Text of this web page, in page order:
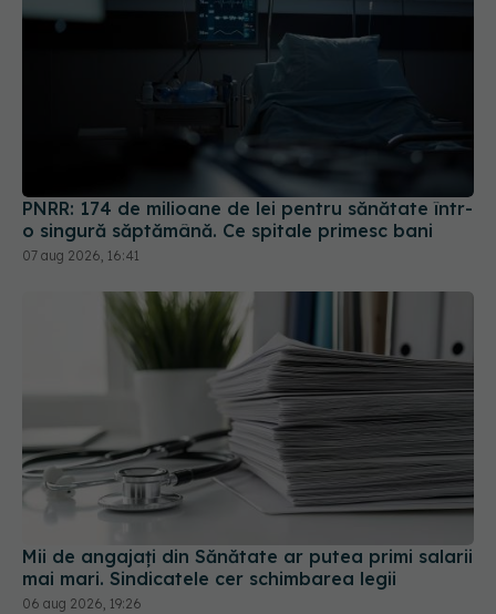
PNRR: 174 de milioane de lei pentru sănătate într-
o singură săptămână. Ce spitale primesc bani
Mii de angajați din Sănătate ar putea primi salarii
mai mari. Sindicatele cer schimbarea legii